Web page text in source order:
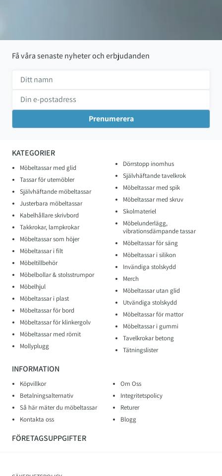
KATEGORIER
Möbeltassar med glid
Tassar för utemöbler
Självhäftande möbeltassar
Justerbara möbeltassar
Kabelhållare skrivbord
Takkrokar, lampkrokar
Möbeltassar som höjer
Möbeltassar i filt
Möbeltillbehör
Möbelbollar & stolsstrumpor
Möbelhjul
Möbeltassar i plast
Möbeltassar för bord
Möbeltassar för klinkergolv
Möbeltassar med rörnit
Mollyplugg
Dörrstopp inomhus
Självhäftande tavelkrok
Möbeltassar med spik
Möbeltassar med skruv
Skolmateriel
Möbelunderlägg,
vibrationsdämpande tassar
Möbeltassar för säng
Möbeltassar i silikon
Invändiga stolskydd
Merch
Möbeltassar utan glid
Utvändiga stolskydd
Möbeltassar för mattor
Möbeltassar i gummi
Tavelkrokar betong
Tätningslister
INFORMATION
Köpvillkor
Om Oss
Betalningsalternativ
Integritetspolicy
Så här mäter du möbeltassar
Returer
Kontakta oss
Blogg
FÖRETAGSUPPGIFTER
Få våra senaste nyheter och erbjudanden